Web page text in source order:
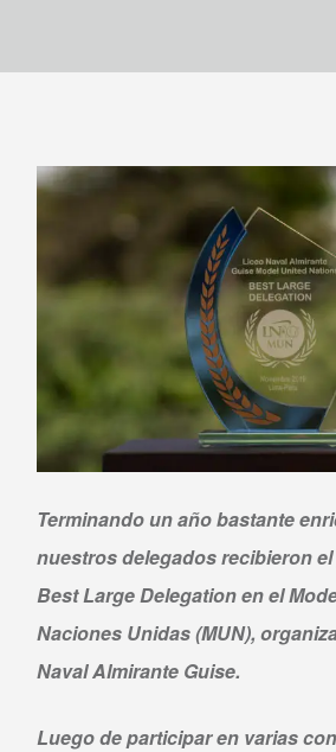
Terminando un año bastante
nuestros delegados recibieron
Best Large Delegation en el
Naciones Unidas (MUN),
Naval Almirante Guise.
Luego de participar en varias